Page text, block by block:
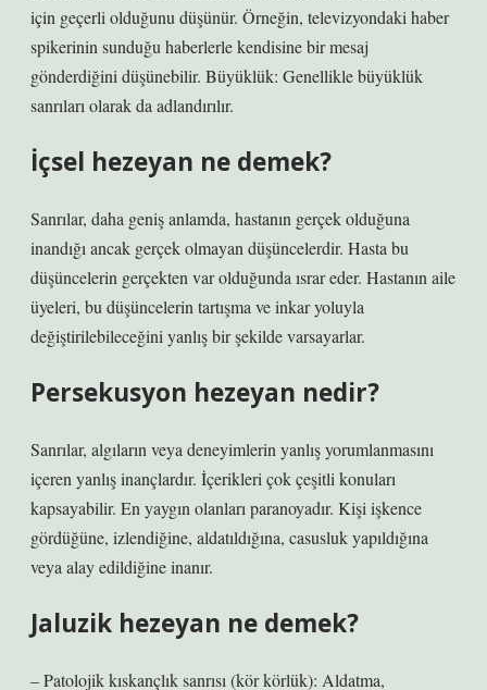
için geçerli olduğunu düşünür. Örneğin, televizyondaki haber
spikerinin sunduğu haberlerle kendisine bir mesaj
gönderdiğini düşünebilir. Büyüklük: Genellikle büyüklük
sanrıları olarak da adlandırılır.
İçsel hezeyan ne demek?
Sanrılar, daha geniş anlamda, hastanın gerçek olduğuna
inandığı ancak gerçek olmayan düşüncelerdir. Hasta bu
düşüncelerin gerçekten var olduğunda ısrar eder. Hastanın aile
üyeleri, bu düşüncelerin tartışma ve inkar yoluyla
değiştirilebileceğini yanlış bir şekilde varsayarlar.
Persekusyon hezeyan nedir?
Sanrılar, algıların veya deneyimlerin yanlış yorumlanmasını
içeren yanlış inançlardır. İçerikleri çok çeşitli konuları
kapsayabilir. En yaygın olanları paranoyadır. Kişi işkence
gördüğüne, izlendiğine, aldatıldığına, casusluk yapıldığına
veya alay edildiğine inanır.
Jaluzik hezeyan ne demek?
– Patolojik kıskançlık sanrısı (kör körlük): Aldatma,